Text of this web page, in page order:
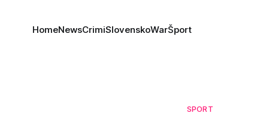
HomeNewsCrimiSlovenskoWarŠport
SPORT